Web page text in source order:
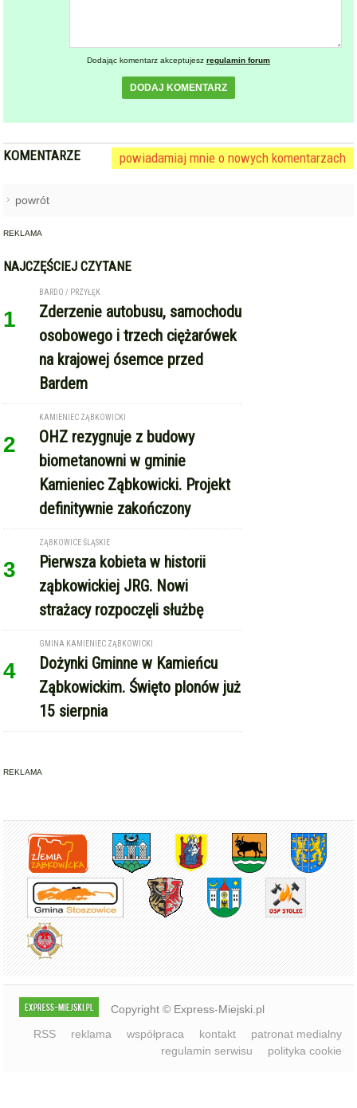
Dodając komentarz akceptujesz regulamin forum
DODAJ KOMENTARZ
KOMENTARZE powiadamiaj mnie o nowych komentarzach
powrót
REKLAMA
NAJCZĘŚCIEJ CZYTANE
1
BARDO / PRZYŁĘK
Zderzenie autobusu, samochodu
osobowego i trzech ciężarówek
na krajowej ósemce przed
Bardem
2
KAMIENIEC ZĄBKOWICKI
OHZ rezygnuje z budowy
biometanowni w gminie
Kamieniec Ząbkowicki. Projekt
definitywnie zakończony
3
ZĄBKOWICE ŚLĄSKIE
Pierwsza kobieta w historii
ząbkowickiej JRG. Nowi
strażacy rozpoczęli służbę
4
GMINA KAMIENIEC ZĄBKOWICKI
Dożynki Gminne w Kamieńcu
Ząbkowickim. Święto plonów już
15 sierpnia
REKLAMA
Copyright © Express-Miejski.pl
RSS
reklama współpraca kontakt
patronat medialny
regulamin serwisu
polityka cookie